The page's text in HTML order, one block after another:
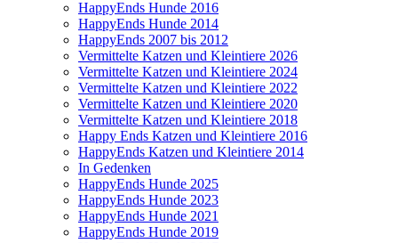
HappyEnds Hunde 2016
HappyEnds Hunde 2014
HappyEnds 2007 bis 2012
Vermittelte Katzen und Kleintiere 2026
Vermittelte Katzen und Kleintiere 2024
Vermittelte Katzen und Kleintiere 2022
Vermittelte Katzen und Kleintiere 2020
Vermittelte Katzen und Kleintiere 2018
Happy Ends Katzen und Kleintiere 2016
HappyEnds Katzen und Kleintiere 2014
In Gedenken
HappyEnds Hunde 2025
HappyEnds Hunde 2023
HappyEnds Hunde 2021
HappyEnds Hunde 2019